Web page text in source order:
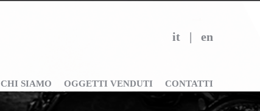
it | en
CHI SIAMO OGGETTI VENDUTI CONTATTI